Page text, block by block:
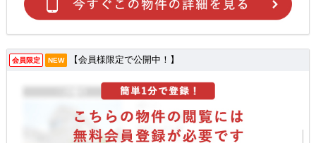
会員限定 NEW 【会員様限定で公開中！】